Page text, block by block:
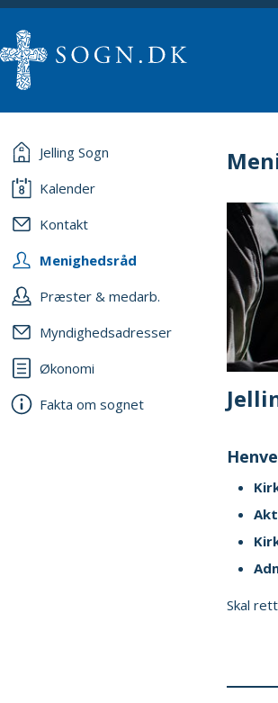
Jelling Sogn
Kalender
Kontakt
Menighedsråd
Præster & medarb.
Myndighedsadresser
Økonomi
Fakta om sognet
Skal